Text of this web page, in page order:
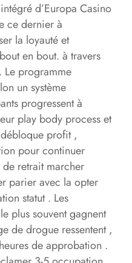
d’Europa Casino
ce dernier à
la loyauté et
en bout. à travers
Le programme
un système
progressent à
play body process et
profit ,
pour continuer
retrait marcher
parier avec la opter
statut . Les
plus souvent gagnent
de drogue ressentent ,
de approbation .